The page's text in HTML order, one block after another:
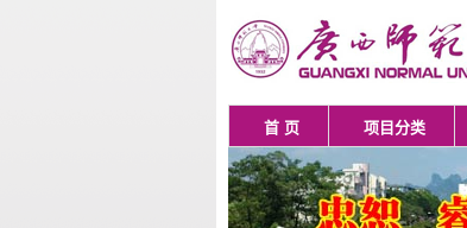
首 页 项目分类